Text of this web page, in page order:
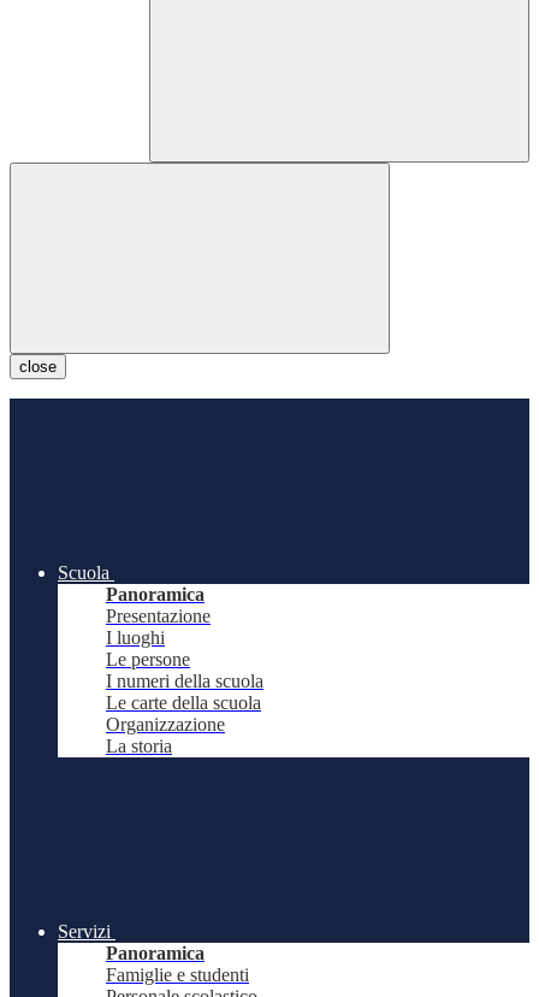
close
Scuola
Panoramica
Presentazione
I luoghi
Le persone
I numeri della scuola
Le carte della scuola
Organizzazione
La storia
Servizi
Panoramica
Famiglie e studenti